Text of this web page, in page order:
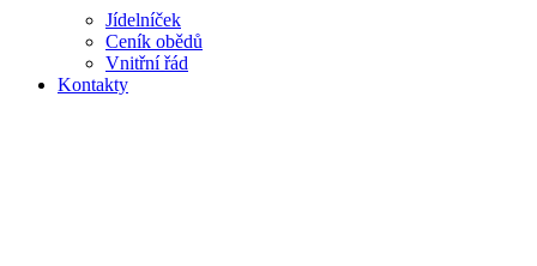
Jídelníček
Ceník obědů
Vnitřní řád
Kontakty